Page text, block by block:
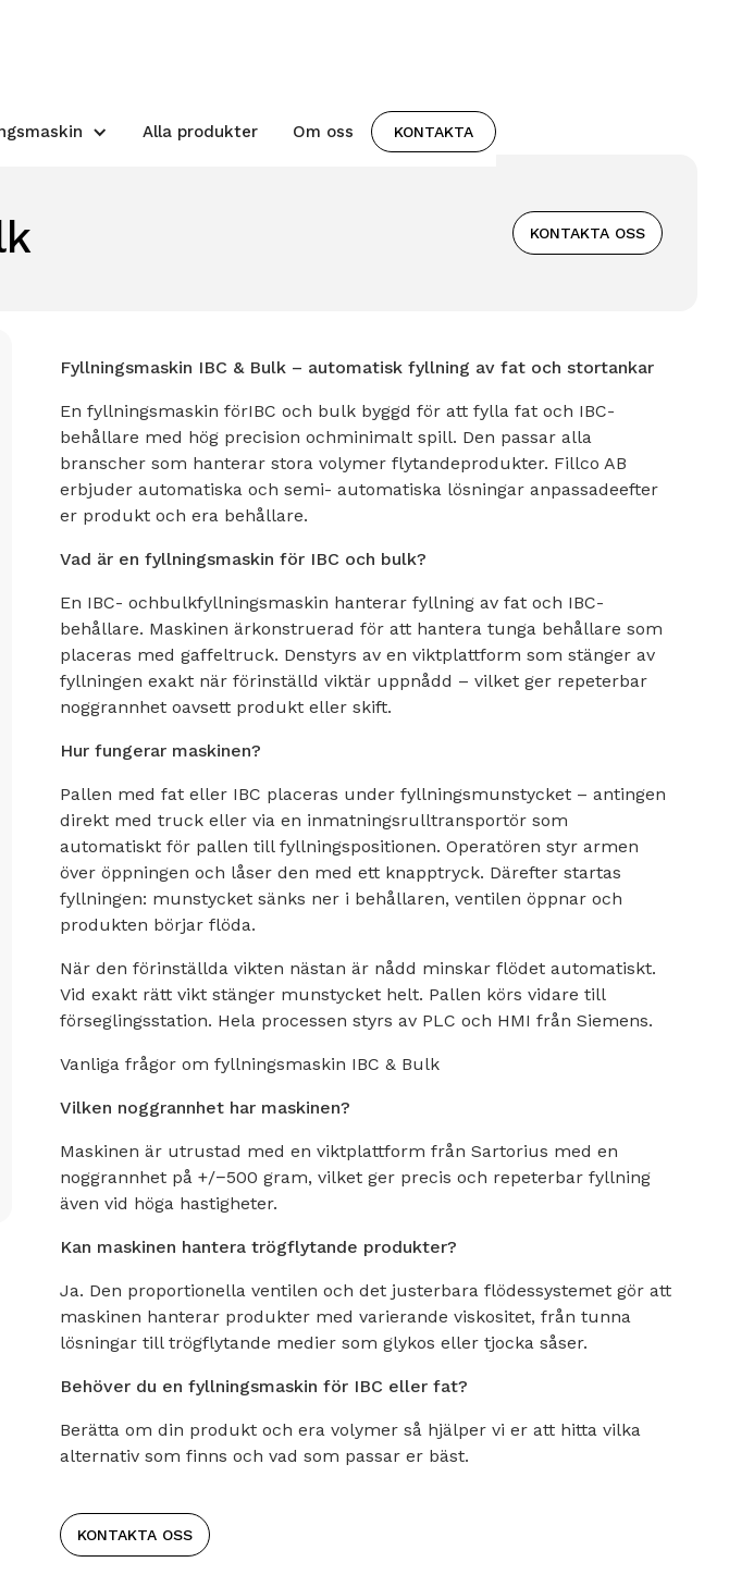
Alla produkter Om oss KONTAKTA
KONTAKTA OSS
Fyllningsmaskin IBC & Bulk – automatisk fyllning av fat och stortankar
En fyllningsmaskin förIBC och bulk byggd för att fylla fat och IBC-
behållare med hög precision ochminimalt spill. Den passar alla
branscher som hanterar stora volymer flytandeprodukter. Fillco AB
erbjuder automatiska och semi- automatiska lösningar anpassadeefter
er produkt och era behållare.
Vad är en fyllningsmaskin för IBC och bulk?
En IBC- ochbulkfyllningsmaskin hanterar fyllning av fat och IBC-
behållare. Maskinen ärkonstruerad för att hantera tunga behållare som
placeras med gaffeltruck. Denstyrs av en viktplattform som stänger av
fyllningen exakt när förinställd viktär uppnådd – vilket ger repeterbar
noggrannhet oavsett produkt eller skift.
Hur fungerar maskinen?
Pallen med fat eller IBC placeras under fyllningsmunstycket – antingen
direkt med truck eller via en inmatningsrulltransportör som
automatiskt för pallen till fyllningspositionen. Operatören styr armen
över öppningen och låser den med ett knapptryck. Därefter startas
fyllningen: munstycket sänks ner i behållaren, ventilen öppnar och
produkten börjar flöda.
När den förinställda vikten nästan är nådd minskar flödet automatiskt.
Vid exakt rätt vikt stänger munstycket helt. Pallen körs vidare till
förseglingsstation. Hela processen styrs av PLC och HMI från Siemens.
Vanliga frågor om fyllningsmaskin IBC & Bulk
Vilken noggrannhet har maskinen?
Maskinen är utrustad med en viktplattform från Sartorius med en
noggrannhet på +/−500 gram, vilket ger precis och repeterbar fyllning
även vid höga hastigheter.
Kan maskinen hantera trögflytande produkter?
Ja. Den proportionella ventilen och det justerbara flödessystemet gör att
maskinen hanterar produkter med varierande viskositet, från tunna
lösningar till trögflytande medier som glykos eller tjocka såser.
Behöver du en fyllningsmaskin för IBC eller fat?
Berätta om din produkt och era volymer så hjälper vi er att hitta vilka
alternativ som finns och vad som passar er bäst.
KONTAKTA OSS